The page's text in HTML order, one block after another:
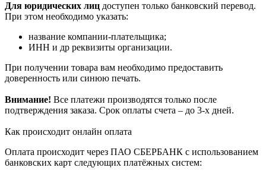
Для юридических лиц доступен только банковский перевод.
При этом необходимо указать:
название компании-плательщика;
ИНН и др реквизиты организации.
При получении товара вам необходимо предоставить
доверенность или синюю печать.
Внимание! Все платежи производятся только после
подтверждения заказа. Срок оплаты счета – до 3-х дней.
Как происходит онлайн оплата
Оплата происходит через ПАО СБЕРБАНК с использованием
банковских карт следующих платёжных систем: